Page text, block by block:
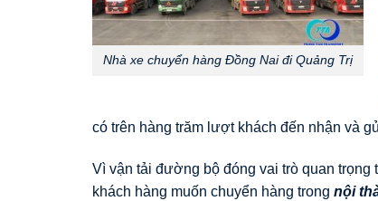
Nhà xe chuyển hàng Đồng Nai đi Quảng Trị
có trên hàng trăm lượt khách đến nhận và
Vì vận tải đường bộ đóng vai trò quan
khách hàng muốn chuyển hàng trong nội